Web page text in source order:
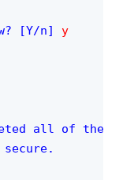
[Y/n] y
all of the